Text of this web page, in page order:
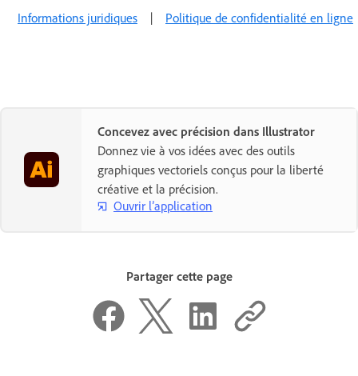
Informations juridiques | Politique de confidentialité en ligne
Concevez avec précision dans Illustrator
Donnez vie à vos idées avec des outils
graphiques vectoriels conçus pour la liberté
créative et la précision.
Ouvrir l’application
Partager cette page